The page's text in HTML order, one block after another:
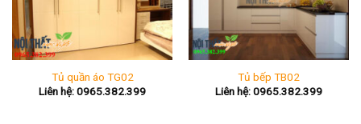
Tủ quần áo TG02
Liên hệ: 0965.382.399
Tủ bếp TB02
Liên hệ: 0965.382.399